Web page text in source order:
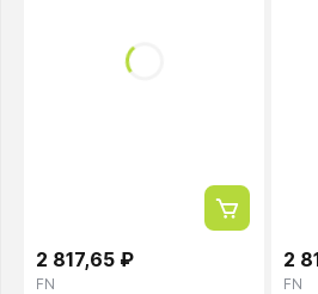
FN
2 817,65 ₽
FN
2